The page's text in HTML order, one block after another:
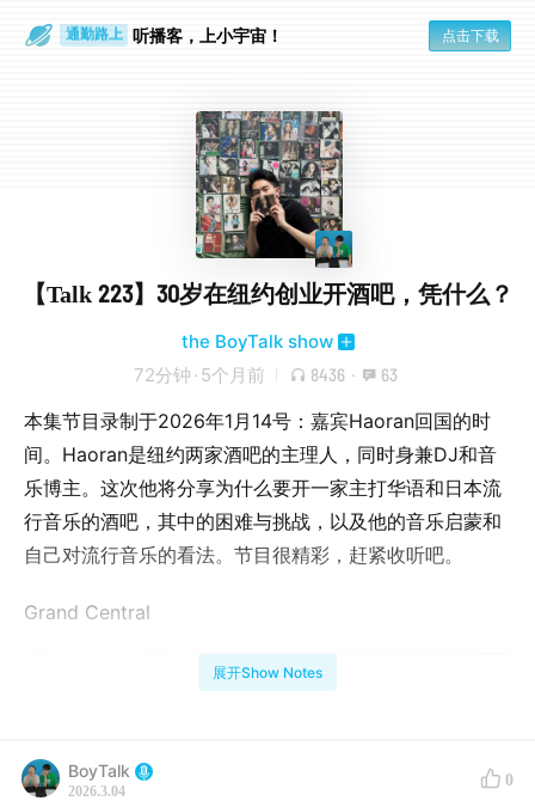
通勤路上 听播客，上小宇宙！ 点击下载
【Talk 223】30岁在纽约创业开酒吧，凭什么？
the BoyTalk show
72分钟 · 5个月前 8436 · 63
本集节目录制于2026年1月14号：嘉宾Haoran回国的时
间。Haoran是纽约两家酒吧的主理人，同时身兼DJ和音
乐博主。这次他将分享为什么要开一家主打华语和日本流
行音乐的酒吧，其中的困难与挑战，以及他的音乐启蒙和
自己对流行音乐的看法。节目很精彩，赶紧收听吧。
Grand Central
展开Show Notes
BoyTalk
2026.3.04
0